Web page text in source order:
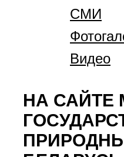
СМИ
Видео
НА